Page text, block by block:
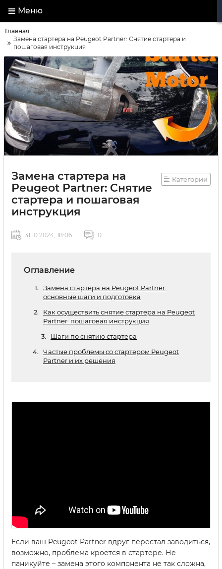
Меню
Главная
Замена стартера на Peugeot Partner: Снятие стартера и
пошаговая инструкция
Замена стартера на
Peugeot Partner: Снятие
стартера и пошаговая
инструкция
Категории
31 10 2024, 18:06 0
Оглавление
Замена стартера на Peugeot Partner:
основные шаги и подготовка
Как осуществить снятие стартера на Peugeot
Partner: пошаговая инструкция
Шаги по снятию стартера
Частые проблемы со стартером Peugeot
Partner и их решения
Если ваш Peugeot Partner вдруг перестал заводиться,
возможно, проблема кроется в стартере. Не
паникуйте – замена этого компонента не так сложна,